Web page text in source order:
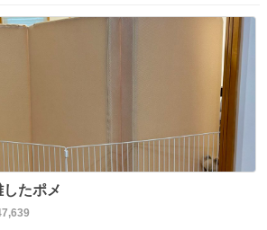
たポメ